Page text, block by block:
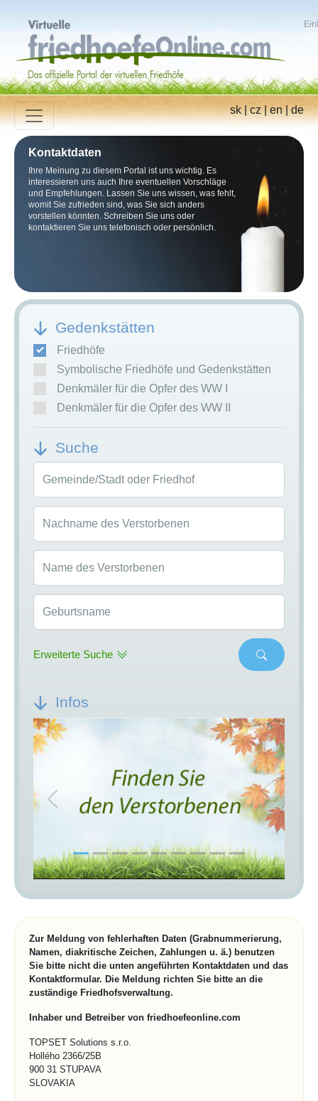
sk|cz|en|de
Kontaktdaten
Ihre Meinung zu diesem Portal ist uns wichtig. Es
interessieren uns auch Ihre eventuellen Vorschläge
und Empfehlungen. Lassen Sie uns wissen, was fehlt,
womit Sie zufrieden sind, was Sie sich anders
vorstellen könnten. Schreiben Sie uns oder
kontaktieren Sie uns telefonisch oder persönlich.
Gedenkstätten
Friedhöfe
Symbolische Friedhöfe und Gedenkstätten
Denkmäler für die Opfer des WW I
Denkmäler für die Opfer des WW II
Suche
Gemeinde/Stadt oder Friedhof
Nachname des Verstorbenen
Name des Verstorbenen
Geburtsname
Erweiterte Suche
Infos
Previous Next
Zur Meldung von fehlerhaften Daten (Grabnummerierung,
Namen, diakritische Zeichen, Zahlungen u. ä.) benutzen
Sie bitte nicht die unten angeführten Kontaktdaten und das
Kontaktformular. Die Meldung richten Sie bitte an die
zuständige Friedhofsverwaltung.
Inhaber und Betreiber von friedhoefeonline.com
TOPSET Solutions s.r.o.
Hollého 2366/25B
900 31 STUPAVA
SLOVAKIA